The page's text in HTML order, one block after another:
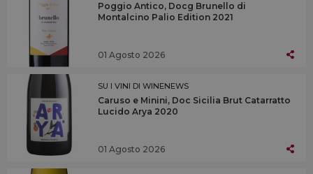
Poggio Antico, Docg Brunello di
Montalcino Palio Edition 2021
01 Agosto 2026
SU I VINI DI WINENEWS
Caruso e Minini, Doc Sicilia Brut Catarratto
Lucido Arya 2020
01 Agosto 2026